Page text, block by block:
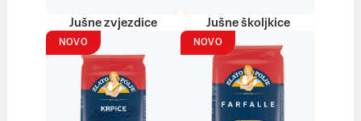
Jušne zvjezdice Jušne školjkice
NOVO NOVO